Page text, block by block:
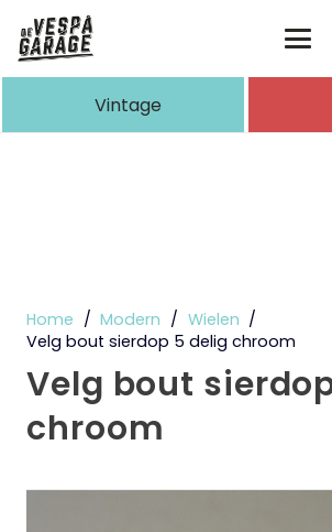
de resultaten voor
Vintage
Home / Modern / Wielen /
Velg bout sierdop 5 delig chroom
Velg bout
chroom